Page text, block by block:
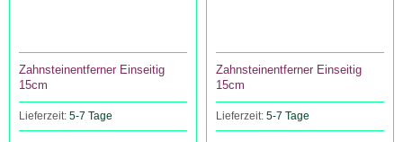
Zahnsteinentferner Einseitig
15cm
Lieferzeit: 5-7 Tage
Zahnsteinentferner Einseitig
15cm
Lieferzeit: 5-7 Tage